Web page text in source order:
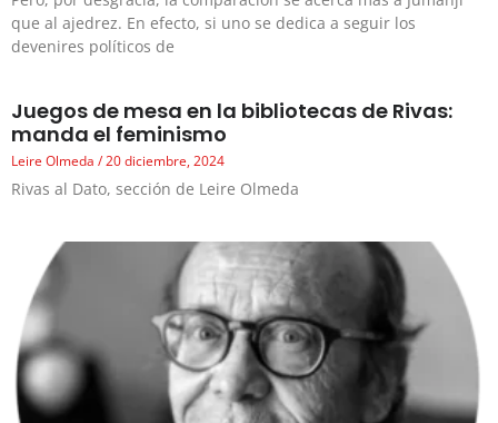
que al ajedrez. En efecto, si uno se dedica a seguir los
devenires políticos de
Juegos de mesa en la bibliotecas de Rivas:
manda el feminismo
Leire Olmeda 20 diciembre, 2024
Rivas al Dato, sección de Leire Olmeda